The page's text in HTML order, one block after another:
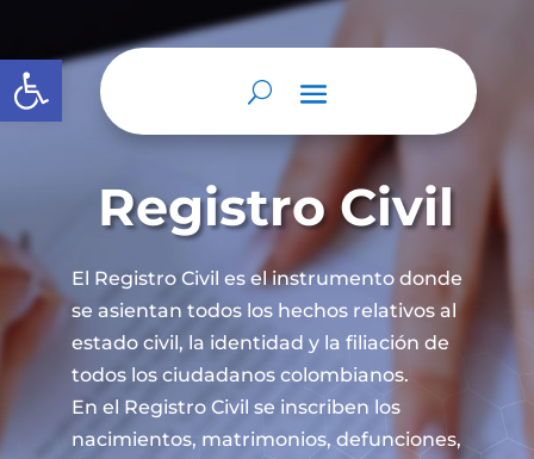
Abrir barra de herramientas
Registro Civil
El Registro Civil es el instrumento donde
se asientan todos los hechos relativos al
estado civil, la identidad y la filiación de
todos los ciudadanos colombianos.
En el Registro Civil se inscriben los
nacimientos, matrimonios, defunciones,